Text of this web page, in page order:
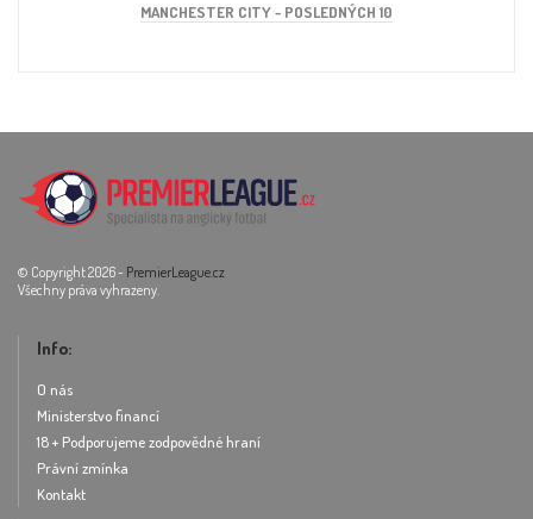
MANCHESTER CITY - POSLEDNÝCH 10
© Copyright 2026 - PremierLeague.cz
Všechny práva vyhrazeny.
Info:
O nás
Ministerstvo financí
18 + Podporujeme zodpovědné hraní
Právní zmínka
Kontakt